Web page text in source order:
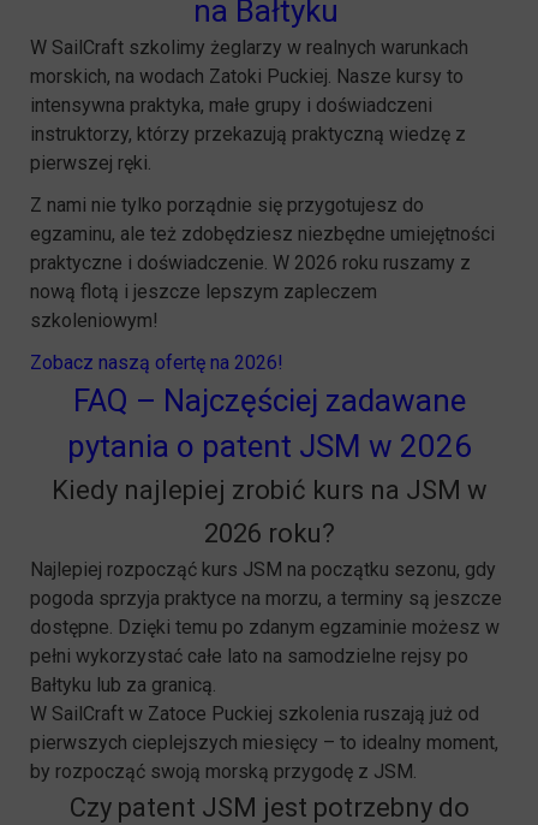
na Bałtyku
W SailCraft szkolimy żeglarzy w realnych warunkach
morskich, na wodach Zatoki Puckiej. Nasze kursy to
intensywna praktyka, małe grupy i doświadczeni
instruktorzy, którzy przekazują praktyczną wiedzę z
pierwszej ręki.
Z nami nie tylko porządnie się przygotujesz do
egzaminu, ale też zdobędziesz niezbędne umiejętności
praktyczne i doświadczenie. W 2026 roku ruszamy z
nową flotą i jeszcze lepszym zapleczem
szkoleniowym!
Zobacz naszą ofertę na 2026!
FAQ – Najczęściej zadawane
pytania o patent JSM w 2026
Kiedy najlepiej zrobić kurs na JSM w
2026 roku?
Najlepiej rozpocząć kurs JSM na początku sezonu, gdy
pogoda sprzyja praktyce na morzu, a terminy są jeszcze
dostępne. Dzięki temu po zdanym egzaminie możesz w
pełni wykorzystać całe lato na samodzielne rejsy po
Bałtyku lub za granicą.
W SailCraft w Zatoce Puckiej szkolenia ruszają już od
pierwszych cieplejszych miesięcy – to idealny moment,
by rozpocząć swoją morską przygodę z JSM.
Czy patent JSM jest potrzebny do